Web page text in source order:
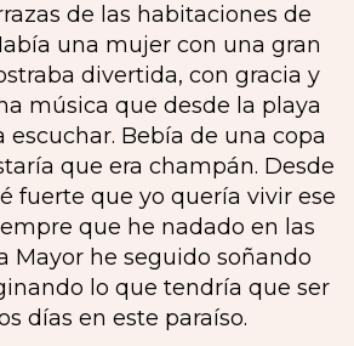
de las habitaciones de
una mujer con una gran
divertida, con gracia y
música que desde la playa
escuchar. Bebía de una copa
que era champán. Desde
fuerte que yo quería vivir ese
que he nadado en las
Mayor he seguido soñando
lo que tendría que ser
días en este paraíso.